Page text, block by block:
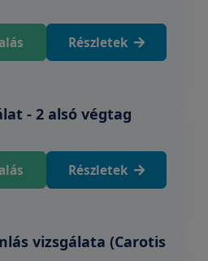
Részletek
- 2 alsó végtag
Részletek
vizsgálata (Carotis